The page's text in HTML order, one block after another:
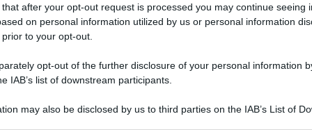
that after your opt-out request is processed you may continue seeing
on personal information utilized by us or personal information
to your opt-out.
opt-out of the further disclosure of your personal information
IAB’s list of downstream participants.
may also be disclosed by us to third parties on the IAB’s List of
continua ad assumere acqua e sale,
Margherita Pelazza che l’ha